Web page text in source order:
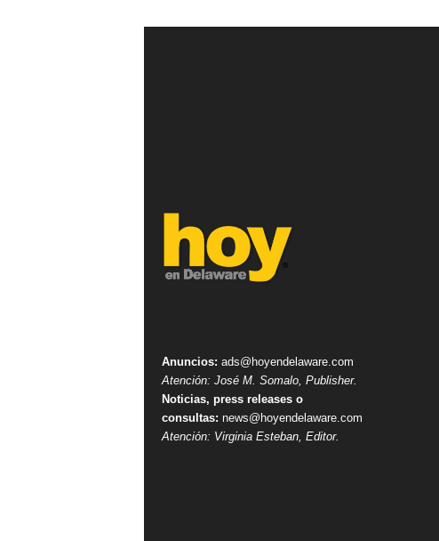
Anuncios: ads@hoyendelaware.com
Atención: José M. Somalo, Publisher.
Noticias, press releases o
consultas: news@hoyendelaware.com
Atención: Virginia Esteban, Editor.